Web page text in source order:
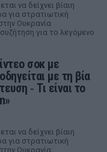
να δείχνει βίαιη
για στρατιωτική
Ουκρανία
για το λεγόμενο
σοκ με
με τη βία
‑ Τι είναι το
να δείχνει βίαιη
για στρατιωτική
Ουκρανία